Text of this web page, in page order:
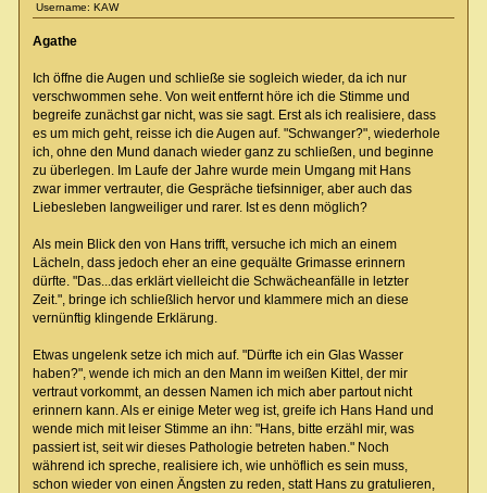
Username: KAW
Agathe
Ich öffne die Augen und schließe sie sogleich wieder, da ich nur
verschwommen sehe. Von weit entfernt höre ich die Stimme und
begreife zunächst gar nicht, was sie sagt. Erst als ich realisiere, dass
es um mich geht, reisse ich die Augen auf. "Schwanger?", wiederhole
ich, ohne den Mund danach wieder ganz zu schließen, und beginne
zu überlegen. Im Laufe der Jahre wurde mein Umgang mit Hans
zwar immer vertrauter, die Gespräche tiefsinniger, aber auch das
Liebesleben langweiliger und rarer. Ist es denn möglich?
Als mein Blick den von Hans trifft, versuche ich mich an einem
Lächeln, dass jedoch eher an eine gequälte Grimasse erinnern
dürfte. "Das...das erklärt vielleicht die Schwächeanfälle in letzter
Zeit.", bringe ich schließlich hervor und klammere mich an diese
vernünftig klingende Erklärung.
Etwas ungelenk setze ich mich auf. "Dürfte ich ein Glas Wasser
haben?", wende ich mich an den Mann im weißen Kittel, der mir
vertraut vorkommt, an dessen Namen ich mich aber partout nicht
erinnern kann. Als er einige Meter weg ist, greife ich Hans Hand und
wende mich mit leiser Stimme an ihn: "Hans, bitte erzähl mir, was
passiert ist, seit wir dieses Pathologie betreten haben." Noch
während ich spreche, realisiere ich, wie unhöflich es sein muss,
schon wieder von einen Ängsten zu reden, statt Hans zu gratulieren,